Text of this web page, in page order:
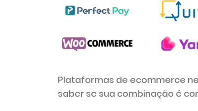
Plataformas de ecommerce
saber se sua combinação é